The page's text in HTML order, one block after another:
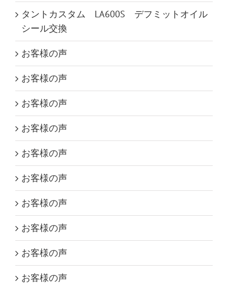
タントカスタム LA600S デフミットオイル
シール交換
お客様の声
お客様の声
お客様の声
お客様の声
お客様の声
お客様の声
お客様の声
お客様の声
お客様の声
お客様の声